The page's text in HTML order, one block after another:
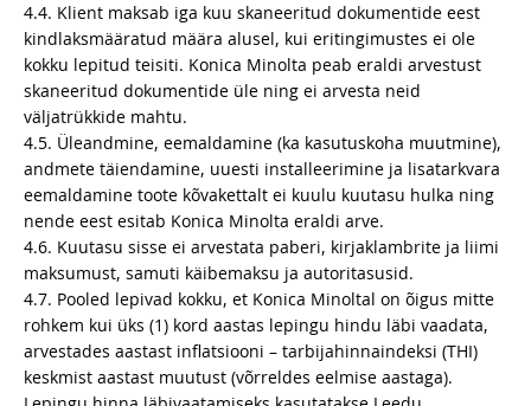
4.4. Klient maksab iga kuu skaneeritud dokumentide eest
kindlaksmääratud määra alusel, kui eritingimustes ei ole
kokku lepitud teisiti. Konica Minolta peab eraldi arvestust
skaneeritud dokumentide üle ning ei arvesta neid
väljatrükkide mahtu.
4.5. Üleandmine, eemaldamine (ka kasutuskoha muutmine),
andmete täiendamine, uuesti installeerimine ja lisatarkvara
eemaldamine toote kõvakettalt ei kuulu kuutasu hulka ning
nende eest esitab Konica Minolta eraldi arve.
4.6. Kuutasu sisse ei arvestata paberi, kirjaklambrite ja liimi
maksumust, samuti käibemaksu ja autoritasusid.
4.7. Pooled lepivad kokku, et Konica Minoltal on õigus mitte
rohkem kui üks (1) kord aastas lepingu hindu läbi vaadata,
arvestades aastast inflatsiooni – tarbijahinnaindeksi (THI)
keskmist aastast muutust (võrreldes eelmise aastaga).